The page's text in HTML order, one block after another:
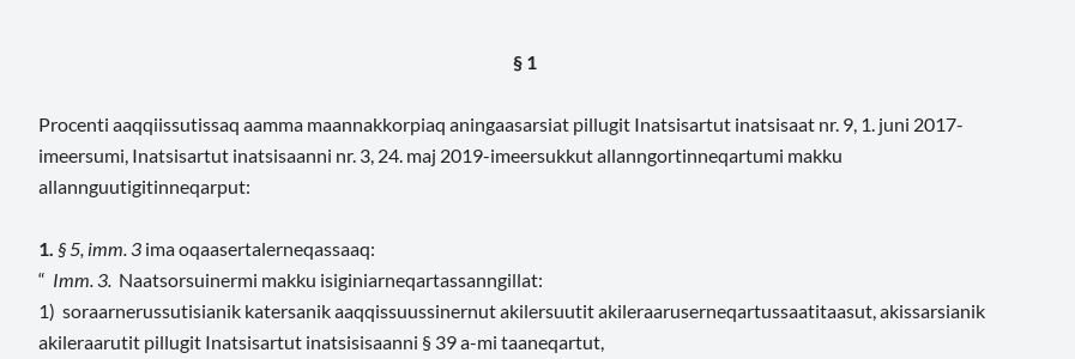
§ 1
Procenti aaqqiissutissaq aamma maannakkorpiaq aningaasarsiat pillugit Inatsisartut inatsisaat nr. 9, 1. juni 2017-
imeersumi, Inatsisartut inatsisaanni nr. 3, 24. maj 2019-imeersukkut allanngortinneqartumi makku
allannguutigitinneqarput:
1. § 5, imm. 3 ima oqaasertalerneqassaaq:
“ Imm. 3. Naatsorsuinermi makku isiginiarneqartassanngillat:
1) soraarnerussutisianik katersanik aaqqissuussinernut akilersuutit akileraaruserneqartussaatitaasut, akissarsianik
akileraarutit pillugit Inatsisartut inatsisisaanni § 39 a-mi taaneqartut,